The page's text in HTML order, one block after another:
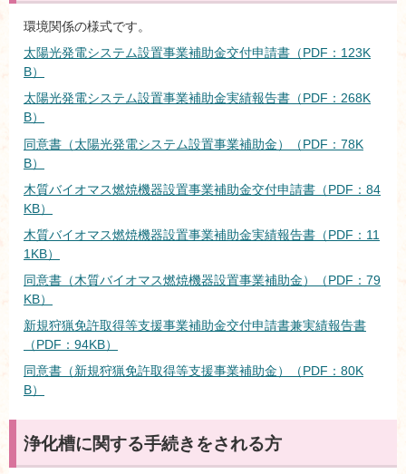
環境関係の様式です。
太陽光発電システム設置事業補助金交付申請書（PDF：123K
B）
太陽光発電システム設置事業補助金実績報告書（PDF：268K
B）
同意書（太陽光発電システム設置事業補助金）（PDF：78K
B）
木質バイオマス燃焼機器設置事業補助金交付申請書（PDF：84
KB）
木質バイオマス燃焼機器設置事業補助金実績報告書（PDF：11
1KB）
同意書（木質バイオマス燃焼機器設置事業補助金）（PDF：79
KB）
新規狩猟免許取得等支援事業補助金交付申請書兼実績報告書
（PDF：94KB）
同意書（新規狩猟免許取得等支援事業補助金）（PDF：80K
B）
浄化槽に関する手続きをされる方